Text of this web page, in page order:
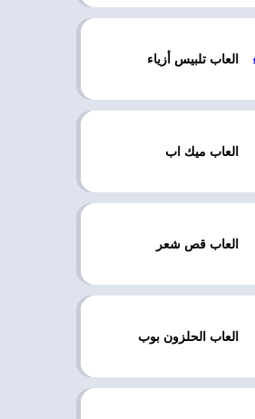
العاب تلبيس أزياء
العاب ميك اب
العاب قص شعر
العاب الحلزون بوب